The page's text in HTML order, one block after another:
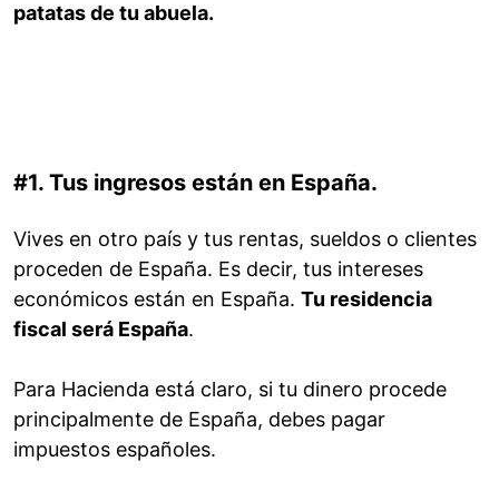
patatas de tu abuela.
#1. Tus ingresos están en España.
Vives en otro país y tus rentas, sueldos o clientes
proceden de España. Es decir, tus intereses
económicos están en España. Tu residencia
fiscal será España.
Para Hacienda está claro, si tu dinero procede
principalmente de España, debes pagar
impuestos españoles.